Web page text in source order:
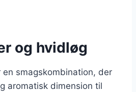
og hvidløg
en smagskombination, der
aromatisk dimension til